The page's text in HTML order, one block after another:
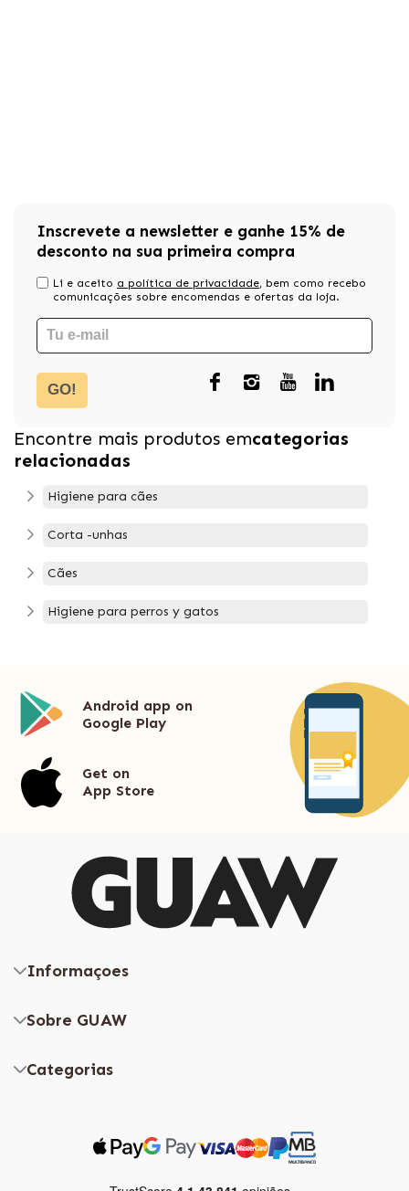
Inscrevete a newsletter e ganhe 15% de
desconto na sua primeira compra
Li e aceito a política de privacidade, bem como recebo
comunicações sobre encomendas e ofertas da loja.
GO!
Encontre mais produtos emcategorias
relacionadas
Higiene para cães
Corta -unhas
Cães
Higiene para perros y gatos
Android app on
Google Play
Get on
App Store
Informaçoes
Sobre GUAW
Categorias